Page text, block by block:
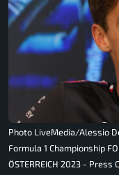
Photo LiveMedia/Alessio
Formula 1 Championship
ÖSTERREICH 2023 -